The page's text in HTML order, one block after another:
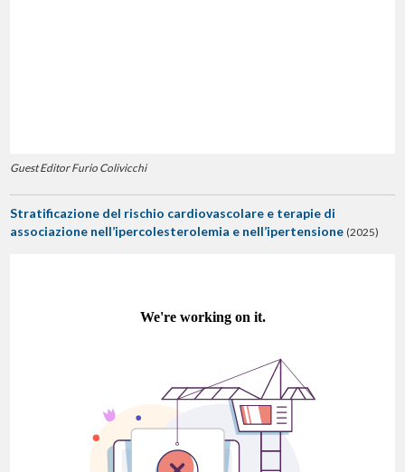
Guest Editor Furio Colivicchi
Stratificazione del rischio cardiovascolare e terapie di
associazione nell’ipercolesterolemia e nell’ipertensione (2025)